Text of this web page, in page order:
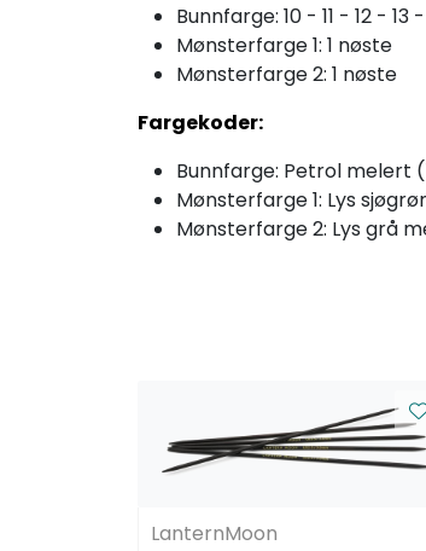
Bunnfarge: 10 - 11 - 12 - 13
Mønsterfarge 1: 1 nøste
Mønsterfarge 2: 1 nøste
Fargekoder:
Bunnfarge: Petrol melert
Mønsterfarge 1: Lys
Mønsterfarge 2: Lys grå
LanternMoon